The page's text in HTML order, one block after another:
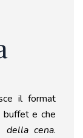
il format
buffet e che
della cena.